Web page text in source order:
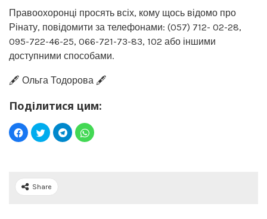
Правоохоронці просять всіх, кому щось відомо про
Рінату, повідомити за телефонами: (057) 712- 02-28,
095-722-46-25, 066-721-73-83, 102 або іншими
доступними способами.
🖋️ Ольга Тодорова 🖋️
Поділитися цим:
Share